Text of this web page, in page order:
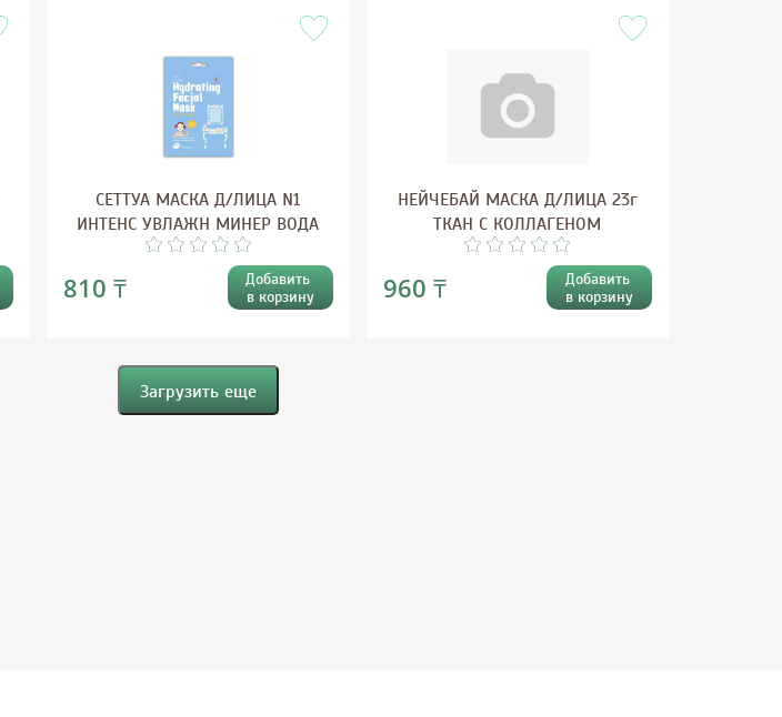
СЕТТУА МАСКА Д/ЛИЦА N1
ИНТЕНС УВЛАЖН МИНЕР ВОДА
810 ₸
Добавить
в корзину
НЕЙЧЕБАЙ МАСКА Д/ЛИЦА 23г
ТКАН С КОЛЛАГЕНОМ
960 ₸
Добавить
в корзину
Загрузить еще